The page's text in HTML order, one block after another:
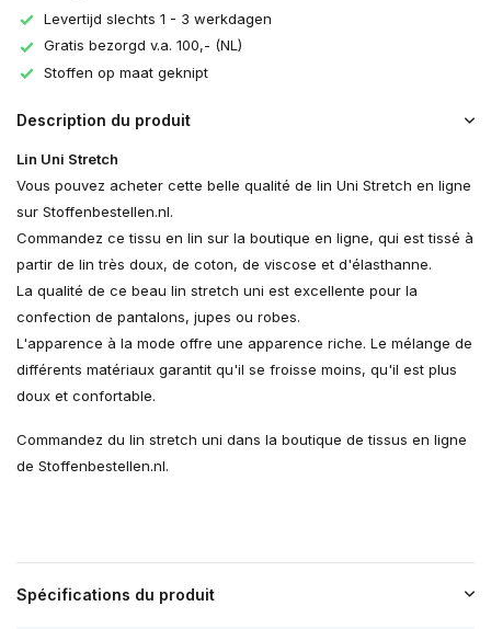
Levertijd slechts 1 - 3 werkdagen
Gratis bezorgd v.a. 100,- (NL)
Stoffen op maat geknipt
Description du produit
Lin Uni Stretch
Vous pouvez acheter cette belle qualité de lin Uni Stretch en ligne
sur Stoffenbestellen.nl.
Commandez ce tissu en lin sur la boutique en ligne, qui est tissé à
partir de lin très doux, de coton, de viscose et d'élasthanne.
La qualité de ce beau lin stretch uni est excellente pour la
confection de pantalons, jupes ou robes.
L'apparence à la mode offre une apparence riche. Le mélange de
différents matériaux garantit qu'il se froisse moins, qu'il est plus
doux et confortable.
Commandez du lin stretch uni dans la boutique de tissus en ligne
de Stoffenbestellen.nl.
Spécifications du produit